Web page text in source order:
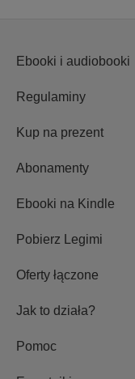
Ebooki i audiobooki
Regulaminy
Kup na prezent
Abonamenty
Ebooki na Kindle
Pobierz Legimi
Oferty łączone
Jak to działa?
Pomoc